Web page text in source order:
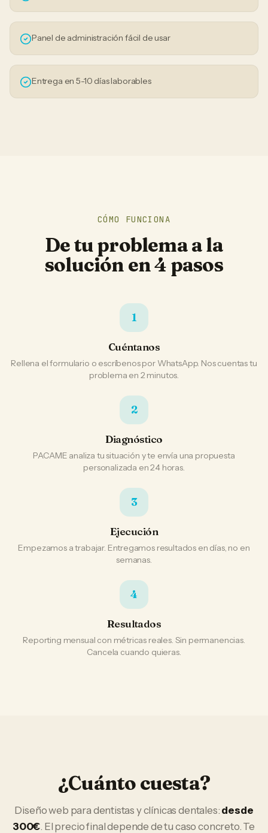
Panel de administración fácil de usar
Entrega en 5-10 días laborables
CÓMO FUNCIONA
De tu problema a la
solución en 4 pasos
1
Cuéntanos
Rellena el formulario o escríbenos por WhatsApp. Nos cuentas tu
problema en 2 minutos.
2
Diagnóstico
PACAME analiza tu situación y te envía una propuesta
personalizada en 24 horas.
3
Ejecución
Empezamos a trabajar. Entregamos resultados en días, no en
semanas.
4
Resultados
Reporting mensual con métricas reales. Sin permanencias.
Cancela cuando quieras.
¿Cuánto cuesta?
Diseño web paradentistas y clínicas dentales: desde
300€. El precio final depende de tu caso concreto. Te